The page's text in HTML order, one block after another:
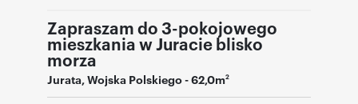
Zapraszam do 3-pokojowego
mieszkania w Juracie blisko
morza
Jurata,Wojska Polskiego- 62,0m2